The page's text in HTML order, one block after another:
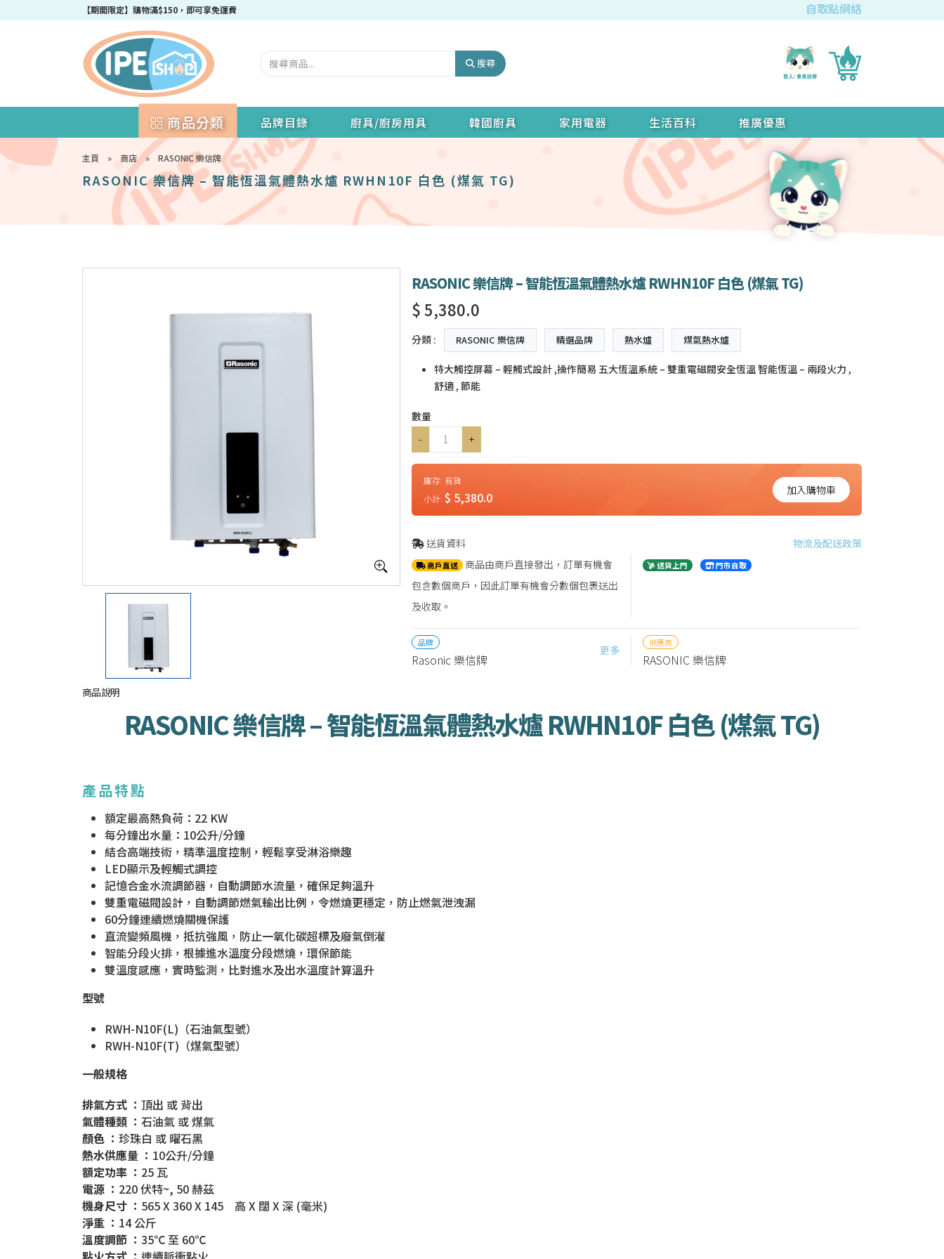
成為IPEshop會員，新會員即可獲得迎新$50購物優惠碼！ 自取點網絡
搜尋
商品分類 品牌目錄 廚具/廚房用具 韓國廚具 家用電器 生活百科 推廣優惠
主頁 » 商店» RASONIC 樂信牌
RASONIC 樂信牌 – 智能恆溫氣體熱水爐 RWHN10F 白色 (煤氣 TG)
RASONIC 樂信牌 – 智能恆溫氣體熱水爐 RWHN10F 白色 (煤氣 TG)
$ 5,380.0
分類 : RASONIC 樂信牌 精選品牌 熱水爐 煤氣熱水爐
特大觸控屏幕 – 輕觸式設計 ,操作簡易 五大恆溫系統 – 雙重電磁閥安全恆溫 智能恆溫 – 兩段火力 ,
舒適 , 節能
數量
-
+
庫存:有貨
小計:$ 5,380.0 加入購物車
送貨資料 物流及配送政策
商戶直送 商品由商戶直接發出，訂單有機會
包含數個商戶，因此訂單有機會分數個包裹送出
及收取。
送貨上門 門市自取
品牌
Rasonic 樂信牌
更多
供應商
RASONIC 樂信牌
商品說明
RASONIC 樂信牌 – 智能恆溫氣體熱水爐 RWHN10F 白色 (煤氣 TG)
產品特點
額定最高熱負荷：22 KW
每分鐘出水量：10公升/分鐘
結合高端技術，精準溫度控制，輕鬆享受淋浴樂趣
LED顯示及輕觸式調控
記憶合金水流調節器，自動調節水流量，確保足夠溫升
雙重電磁閥設計，自動調節燃氣輸出比例，令燃燒更穩定，防止燃氣泄洩漏
60分鐘連續燃燒關機保護
直流變頻風機，抵抗強風，防止一氧化碳超標及廢氣倒灌
智能分段火排，根據進水溫度分段燃燒，環保節能
雙溫度感應，實時監測，比對進水及出水溫度計算溫升
型號
RWH-N10F(L)（石油氣型號）
RWH-N10F(T)（煤氣型號）
一般規格
排氣方式 ： 頂出 或 背出
氣體種類 ： 石油氣 或 煤氣
顏色 ： 珍珠白 或 曜石黑
熱水供應量 ： 10公升/分鐘
額定功率 ： 25 瓦
電源 ： 220 伏特~, 50 赫茲
機身尺寸 ： 565 X 360 X 145 高 X 闊 X 深 (毫米)
淨重 ： 14 公斤
溫度調節 ： 35℃ 至 60℃